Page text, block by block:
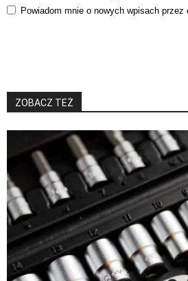
Powiadom mnie o nowych wpisach przez
ZOBACZ TEŻ